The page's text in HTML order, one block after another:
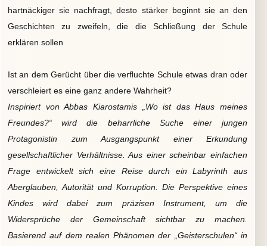
hartnäckiger sie nachfragt, desto stärker beginnt sie an den
Geschichten zu zweifeln, die die Schließung der Schule
erklären sollen
Ist an dem Gerücht über die verfluchte Schule etwas dran oder
verschleiert es eine ganz andere Wahrheit?
Inspiriert von Abbas Kiarostamis „Wo ist das Haus meines
Freundes?“ wird die beharrliche Suche einer jungen
Protagonistin zum Ausgangspunkt einer Erkundung
gesellschaftlicher Verhältnisse. Aus einer scheinbar einfachen
Frage entwickelt sich eine Reise durch ein Labyrinth aus
Aberglauben, Autorität und Korruption. Die Perspektive eines
Kindes wird dabei zum präzisen Instrument, um die
Widersprüche der Gemeinschaft sichtbar zu machen.
Basierend auf dem realen Phänomen der „Geisterschulen“ in